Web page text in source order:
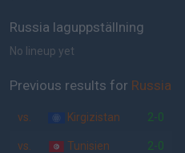
Russia laguppställning
No lineup yet
Previous results for Russia
vs. Kirgizistan 2-0
vs. Tunisien 2-0